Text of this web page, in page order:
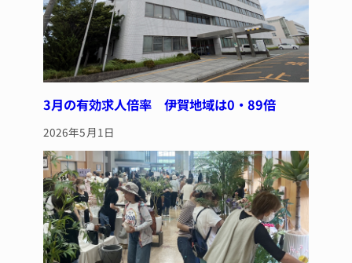
3月の有効求人倍率 伊賀地域は0・89倍
2026年5月1日